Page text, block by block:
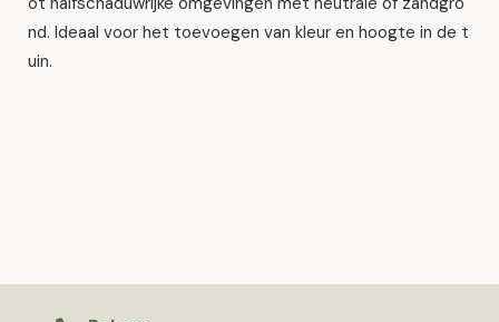
nd. Ideaal voor het toevoegen van kleur en hoogte in de t
uin.